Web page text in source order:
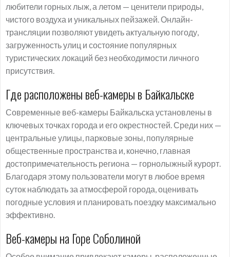
любители горных лыж, а летом — ценители природы,
чистого воздуха и уникальных пейзажей. Онлайн-
трансляции позволяют увидеть актуальную погоду,
загруженность улиц и состояние популярных
туристических локаций без необходимости личного
присутствия.
Где расположены веб-камеры в Байкальске
Современные веб-камеры Байкальска установлены в
ключевых точках города и его окрестностей. Среди них —
центральные улицы, парковые зоны, популярные
общественные пространства и, конечно, главная
достопримечательность региона — горнолыжный курорт.
Благодаря этому пользователи могут в любое время
суток наблюдать за атмосферой города, оценивать
погодные условия и планировать поездку максимально
эффективно.
Веб-камеры на Горе Соболиной